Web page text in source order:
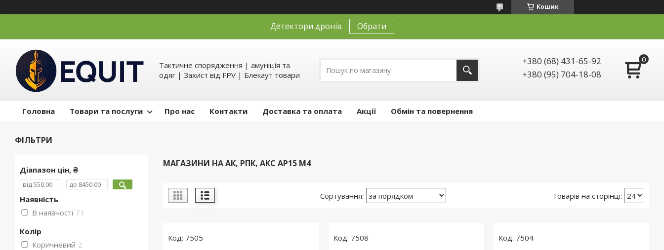
Кошик
Детектори дронів Обрати
Тактичне спорядження | амуніція та
одяг | Захист від FPV | Блекаут товари
+380 (68) 431-65-92
+380 (95) 704-18-08
Головна Товари та послуги Про нас Контакти Доставка та оплата Акції Обмін та повернення
МАГАЗИНИ НА АК, РПК, АКС АР15 М4
7505 7508 7504
ФІЛЬТРИ
Діапазон цін, ₴
Наявність
В наявності 71
Колір
Коричневий 2